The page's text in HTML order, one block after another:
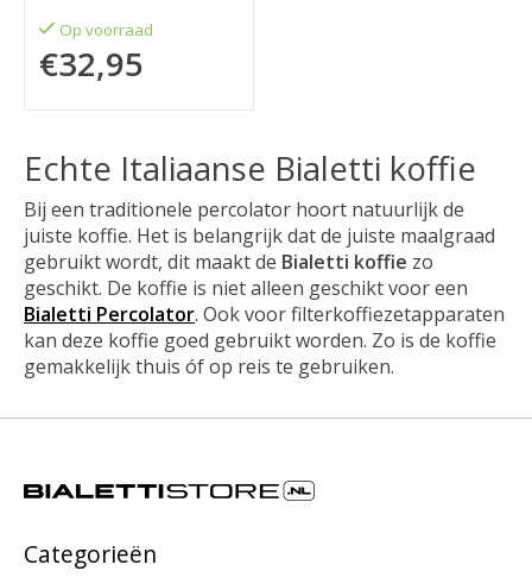
Op voorraad
€32,95
Echte Italiaanse Bialetti koffie
Bij een traditionele percolator hoort natuurlijk de
juiste koffie. Het is belangrijk dat de juiste maalgraad
gebruikt wordt, dit maakt de Bialetti koffie zo
geschikt. De koffie is niet alleen geschikt voor een
Bialetti Percolator. Ook voor filterkoffiezetapparaten
kan deze koffie goed gebruikt worden. Zo is de koffie
gemakkelijk thuis óf op reis te gebruiken.
Categorieën